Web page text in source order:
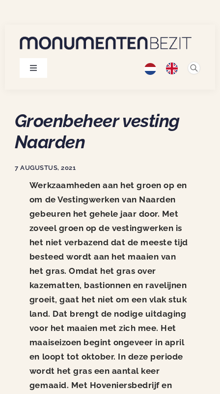
content
Toggle
Projecten
Over ons
Nieuws
Contact
Groenbeheer vesting
Naarden
7 AUGUSTUS, 2021
Werkzaamheden aan het groen op en
om de Vestingwerken van Naarden
gebeuren het gehele jaar door. Met
zoveel groen op de vestingwerken is
het niet verbazend dat de meeste tijd
besteedwordtaan het maaien van
het gras.Omdat het gras over
kazematten, bastionnen en ravelijnen
groeit, gaat het niet om een vlak stuk
land. Dat brengt de nodige uitdaging
voor het maaien metzich mee. Het
maaiseizoen begint ongeveer in april
en loopt tot oktober. In deze periode
wordt het gras een aantal keer
gemaaid. Met Hoveniersbedrijf en